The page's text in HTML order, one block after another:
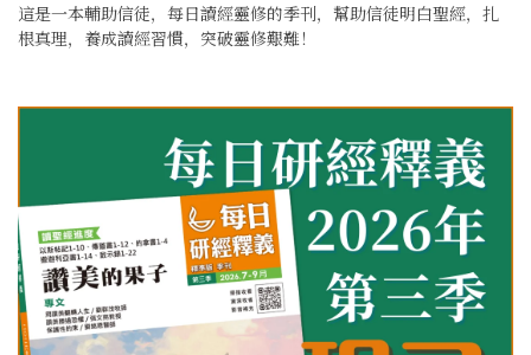
這是一本輔助信徒，每日讀經靈修的季刊，幫助信徒明白聖經，扎
根真理，養成讀經習慣，突破靈修艱難！